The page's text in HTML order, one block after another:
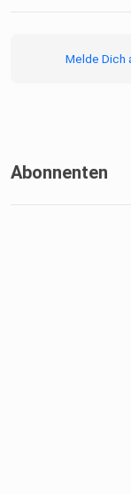
Melde Dich
Abonnenten